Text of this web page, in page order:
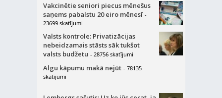
Vakcinētie seniori piecus mēnešus
saņems pabalstu 20 eiro mēnesī -
23699 skatījumi
Valsts kontrole: Privatizācijas
nebeidzamais stāsts sāk tukšot
valsts budžetu - 28756 skatījumi
Algu kāpumu makā nejūt - 78135
skatījumi